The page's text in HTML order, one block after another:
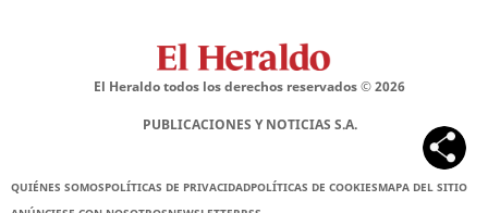
El Heraldo todos los derechos reservados ©2026
PUBLICACIONES Y NOTICIAS S.A.
QUIÉNES SOMOSPOLÍTICAS DE PRIVACIDADPOLÍTICAS DE COOKIESMAPA DEL SITIO